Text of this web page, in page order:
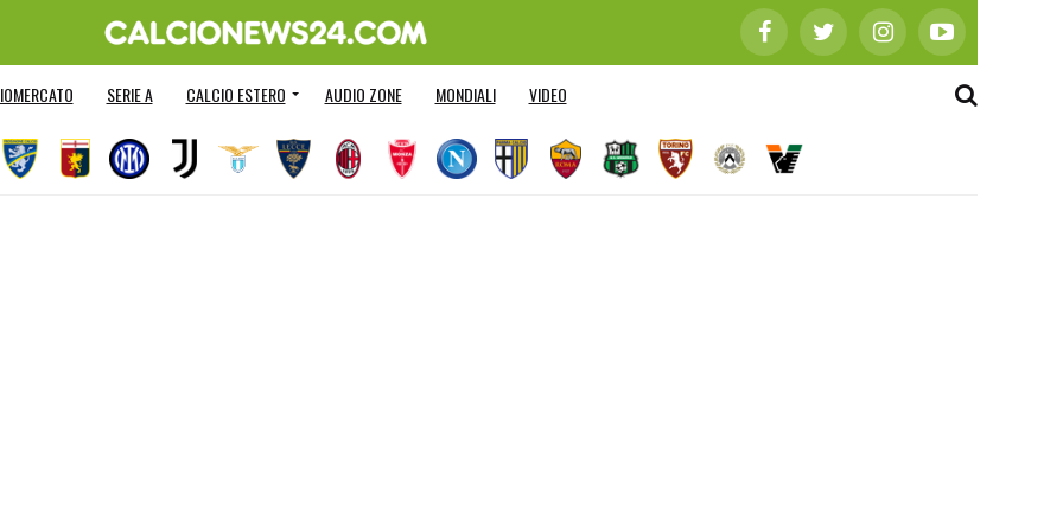
SERIE A CALCIO ESTERO AUDIO ZONE MONDIALI VIDEO